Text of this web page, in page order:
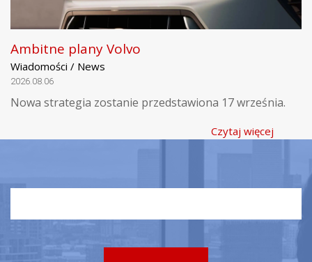
Ambitne plany Volvo
Wiadomości / News
2026.08.06
Nowa strategia zostanie przedstawiona 17 września.
Czytaj więcej